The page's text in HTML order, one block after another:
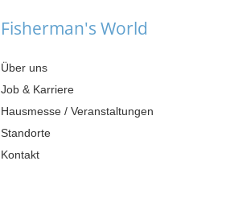
Fisherman's World
Über uns
Job & Karriere
Hausmesse / Veranstaltungen
Standorte
Kontakt